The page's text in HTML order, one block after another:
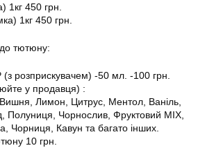
450 грн.
1кг 450 грн.
тютюну:
розприскувачем) -50 мл. -100 грн.
у продавця) :
Лимон, Цитрус, Ментол, Ваніль,
Полуниця, Чорнослив, Фруктовий MIX,
Чорниця, Кавун та багато інших.
10 грн.